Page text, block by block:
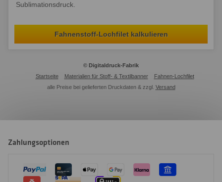
Sublimationsdruck.
Fahnenstoff-Lochfilet kalkulieren
© Digitaldruck-Fabrik
Startseite
Materialien für Stoff- & Textilbanner
Fahnen-Lochfilet
alle Preise bei gelieferten Druckdaten & zzgl. Versand
Zahlungsoptionen